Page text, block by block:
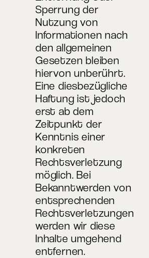
Sperrung der
Nutzung von
Informationen nach
den allgemeinen
Gesetzen bleiben
hiervon unberührt.
Eine diesbezügliche
Haftung ist jedoch
erst ab dem
Zeitpunkt der
Kenntnis einer
konkreten
Rechtsverletzung
möglich. Bei
Bekanntwerden von
entsprechenden
Rechtsverletzungen
werden wir diese
Inhalte umgehend
entfernen.